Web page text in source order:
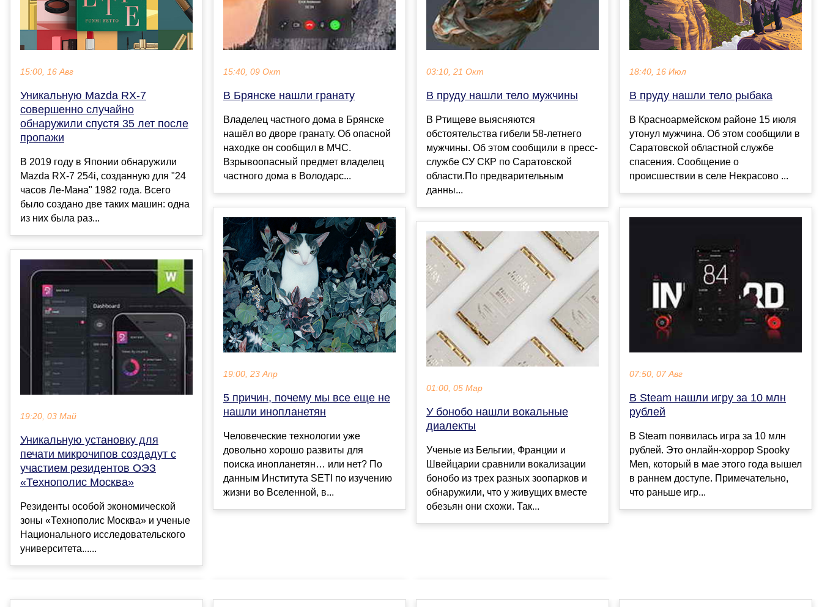
15:00, 16 Авг
Уникальную Mazda RX-7
совершенно случайно
обнаружили спустя 35 лет после
пропажи
В 2019 году в Японии обнаружили
Mazda RX-7 254i, созданную для "24
часов Ле-Мана" 1982 года. Всего
было создано две таких машин: одна
из них была раз...
19:20, 03 Май
Уникальную установку для
печати микрочипов создадут с
участием резидентов ОЭЗ
«Технополис Москва»
Резиденты особой экономической
зоны «Технополис Москва» и ученые
Национального исследовательского
университета......
15:40, 09 Окт
В Брянске нашли гранату
Владелец частного дома в Брянске
нашёл во дворе гранату. Об опасной
находке он сообщил в МЧС.
Взрывоопасный предмет владелец
частного дома в Володарс...
19:00, 23 Апр
5 причин, почему мы все еще не
нашли инопланетян
Человеческие технологии уже
довольно хорошо развиты для
поиска инопланетян… или нет? По
данным Института SETI по изучению
жизни во Вселенной, в...
03:10, 21 Окт
В пруду нашли тело мужчины
В Ртищеве выясняются
обстоятельства гибели 58-летнего
мужчины. Об этом сообщили в пресс-
службе СУ СКР по Саратовской
области.По предварительным
данны...
01:00, 05 Мар
У бонобо нашли вокальные
диалекты
Ученые из Бельгии, Франции и
Швейцарии сравнили вокализации
бонобо из трех разных зоопарков и
обнаружили, что у живущих вместе
обезьян они схожи. Так...
18:40, 16 Июл
В пруду нашли тело рыбака
В Красноармейском районе 15 июля
утонул мужчина. Об этом сообщили в
Саратовской областной службе
спасения. Сообщение о
происшествии в селе Некрасово ...
07:50, 07 Авг
В Steam нашли игру за 10 млн
рублей
В Steam появилась игра за 10 млн
рублей. Это онлайн-хоррор Spooky
Men, который в мае этого года вышел
в раннем доступе. Примечательно,
что раньше игр...